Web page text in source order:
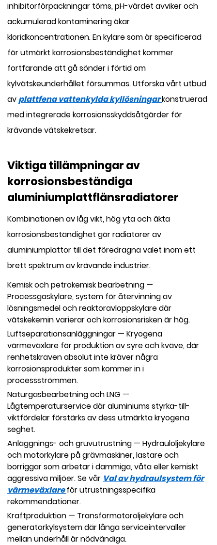
inhibitorförpackningar töms, pH-värdet avviker och
ackumulerad kontaminering ökar
kloridkoncentrationen. En kylare som är specificerad
för utmärkt korrosionsbeständighet kommer
fortfarande att gå sönder i förtid om
kylvätskeunderhållet försummas. Utforska vårt utbud
av plattfena vattenkylda kyllösningarkonstruerad
med integrerade korrosionsskyddsåtgärder för
krävande vätskekretsar.
Viktiga tillämpningar av
korrosionsbeständiga
aluminiumplattflänsradiatorer
Kombinationen av låg vikt, hög yta och äkta
korrosionsbeständighet gör radiatorer av
aluminiumplattor till det föredragna valet inom ett
brett spektrum av krävande industrier.
Kemisk och petrokemisk bearbetning —
Processgaskylare, system för återvinning av
lösningsmedel och reaktoravloppskylare där
vätskekemin varierar och korrosionsrisken är hög.
Luftseparationsanläggningar — Kryogena
värmeväxlare för produktion av syre och kväve, där
renhetskraven absolut inte kräver några
korrosionsprodukter som kommer in i
processströmmen.
Naturgasbearbetning och LNG —
Lågtemperaturservice där aluminiums styrka-till-
viktfördelar förstärks av dess utmärkta kryogena
seghet.
Anläggnings- och gruvutrustning — Hydrauloljekylare
och motorkylare på grävmaskiner, lastare och
borriggar som arbetar i dammiga, våta eller kemiskt
aggressiva miljöer. Se vår Val av hydraulsystem för
värmeväxlareför utrustningsspecifika
rekommendationer.
Kraftproduktion — Transformatoroljekylare och
generatorkylsystem där långa serviceintervaller
mellan underhåll är nödvändiga.